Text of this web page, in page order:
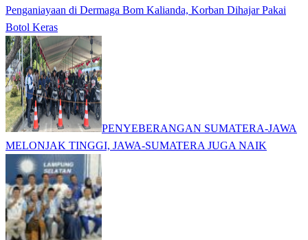
Penganiayaan di Dermaga Bom Kalianda, Korban Dihajar Pakai
Botol Keras
PENYEBERANGAN SUMATERA-JAWA
MELONJAK TINGGI, JAWA-SUMATERA JUGA NAIK